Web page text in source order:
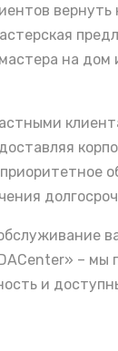
вернуть
на дом
– мы
и